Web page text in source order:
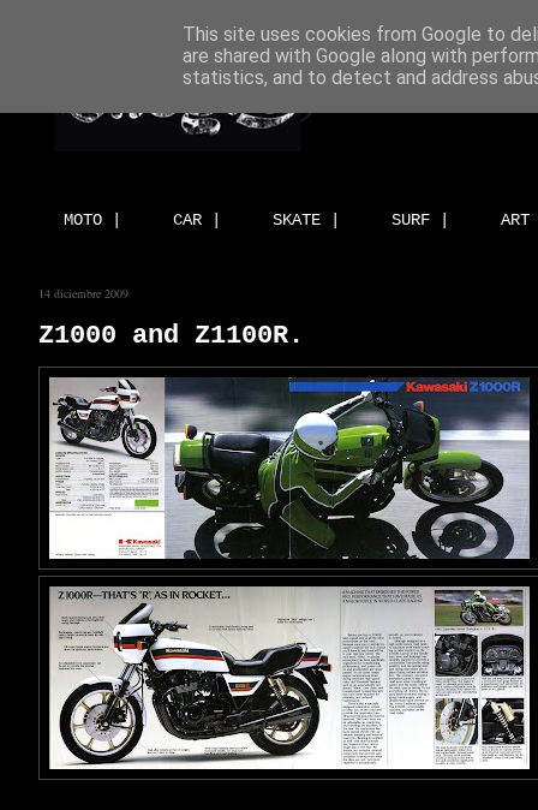
MOTO | CAR | SKATE | SURF |
14 diciembre 2009
Z1000 and Z1100R.
This site uses cookies from Google to
are shared with Google along with
statistics, and to detect and address